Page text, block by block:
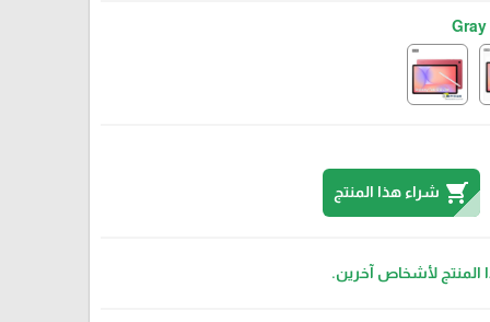
Gray
shopping_cart شراء هذا المنتج
المنتج لأشخاص آخرين.